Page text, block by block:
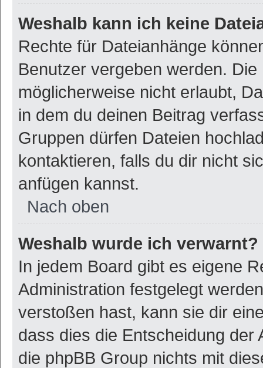
Weshalb kann ich keine
Rechte für Dateianhänge
Benutzer vergeben werden.
möglicherweise nicht erlaubt,
in dem du deinen Beitrag
Gruppen dürfen Dateien
kontaktieren, falls du dir nicht
anfügen kannst.
Nach oben
Weshalb wurde ich verwarnt?
In jedem Board gibt es eigene
Administration festgelegt
verstoßen hast, kann sie dir
dass dies die Entscheidung der
die phpBB Group nichts mit